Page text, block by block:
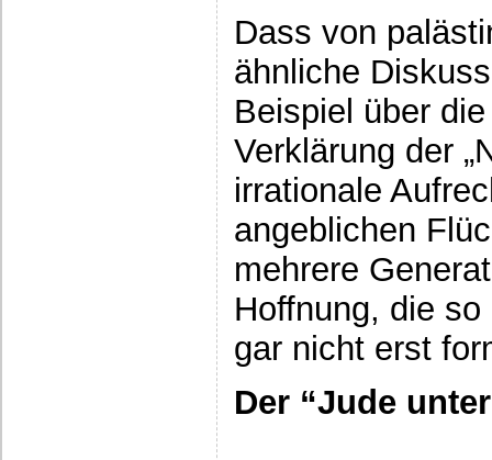
Dass von
ähnliche
Beispiel über
Verklärung der
irrationale
angeblichen
mehrere
Hoffnung, die
gar nicht erst
Der “Jude